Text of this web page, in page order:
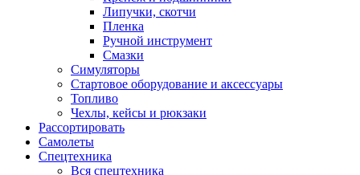
Липучки, скотчи
Пленка
Ручной инструмент
Смазки
Симуляторы
Стартовое оборудование и аксессуары
Топливо
Чехлы, кейсы и рюкзаки
Рассортировать
Самолеты
Спецтехника
Вся спецтехника